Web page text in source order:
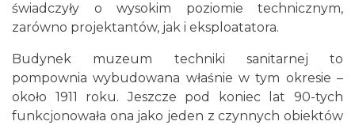
świadczyły o wysokim poziomie technicznym,
zarówno projektantów, jak i eksploatatora.
Budynek muzeum techniki sanitarnej to
pompownia wybudowana właśnie w tym okresie –
około 1911 roku. Jeszcze pod koniec lat 90-tych
funkcjonowała ona jako jeden z czynnych obiektów